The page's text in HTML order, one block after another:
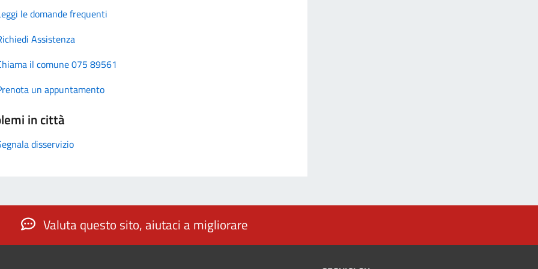
le domande frequenti
Assistenza
il comune 075 89561
un appuntamento
in città
disservizio
Valuta questo sito, aiutaci a migliorare